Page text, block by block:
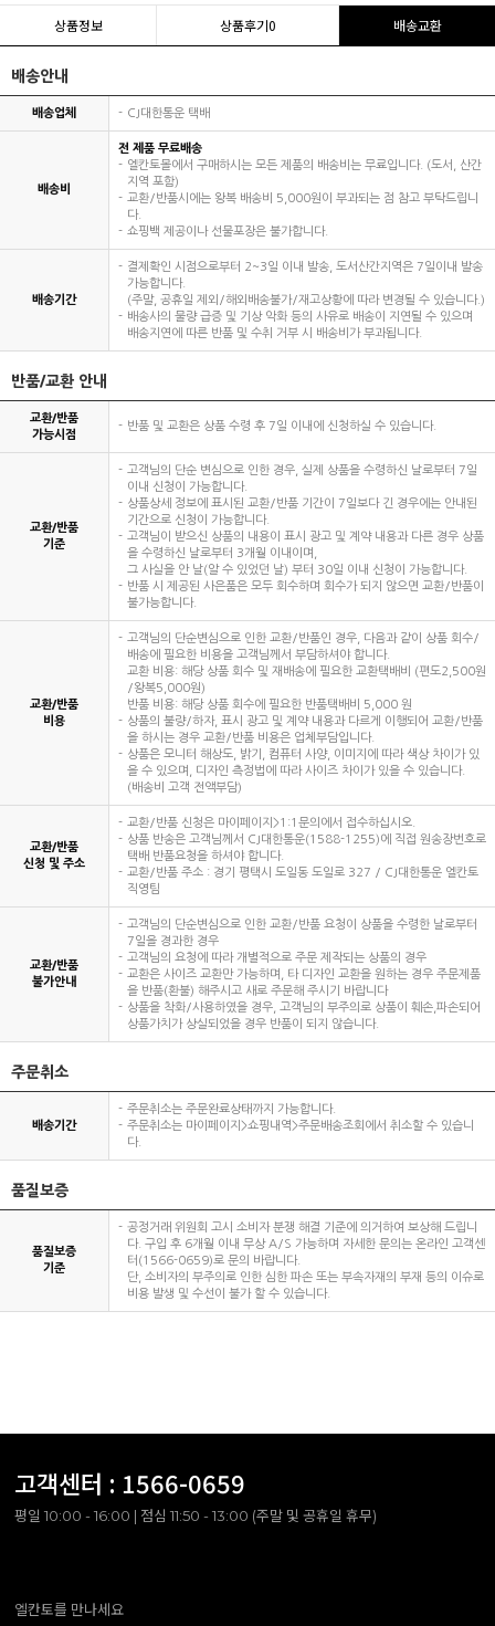
상품정보 상품후기0 배송교환
배송안내
배송업체 CJ대한통운 택배
배송비
전 제품 무료배송
엘칸토몰에서 구매하시는 모든 제품의 배송비는 무료입니다. (도서, 산간
지역 포함)
교환/반품시에는 왕복 배송비 5,000원이 부과되는 점 참고 부탁드립니
다.
쇼핑백 제공이나 선물포장은 불가합니다.
배송기간
결제확인 시점으로부터 2~3일 이내 발송, 도서산간지역은 7일이내 발송
가능합니다.
(주말, 공휴일 제외/해외배송불가/재고상황에 따라 변경될 수 있습니다.)
배송사의 물량 급증 및 기상 악화 등의 사유로 배송이 지연될 수 있으며
배송지연에 따른 반품 및 수취 거부 시 배송비가 부과됩니다.
반품/교환 안내
교환/반품
가능시점
반품 및 교환은 상품 수령 후 7일 이내에 신청하실 수 있습니다.
교환/반품
기준
고객님의 단순 변심으로 인한 경우, 실제 상품을 수령하신 날로부터 7일
이내 신청이 가능합니다.
상품상세 정보에 표시된 교환/반품 기간이 7일보다 긴 경우에는 안내된
기간으로 신청이 가능합니다.
고객님이 받으신 상품의 내용이 표시 광고 및 계약 내용과 다른 경우 상품
을 수령하신 날로부터 3개월 이내이며,
그 사실을 안 날(알 수 있었던 날) 부터 30일 이내 신청이 가능합니다.
반품 시 제공된 사은품은 모두 회수하며 회수가 되지 않으면 교환/반품이
불가능합니다.
교환/반품
비용
고객님의 단순변심으로 인한 교환/반품인 경우, 다음과 같이 상품 회수/
배송에 필요한 비용을 고객님께서 부담하셔야 합니다.
교환 비용: 해당 상품 회수 및 재배송에 필요한 교환택배비 (편도2,500원
/왕복5,000원)
반품 비용: 해당 상품 회수에 필요한 반품택배비 5,000 원
상품의 불량/하자, 표시 광고 및 계약 내용과 다르게 이행되어 교환/반품
을 하시는 경우 교환/반품 비용은 업체부담입니다.
상품은 모니터 해상도, 밝기, 컴퓨터 사양, 이미지에 따라 색상 차이가 있
을 수 있으며, 디자인 측정법에 따라 사이즈 차이가 있을 수 있습니다.
(배송비 고객 전액부담)
교환/반품
신청 및 주소
교환/반품 신청은 마이페이지>1:1문의에서 접수하십시오.
상품 반송은 고객님께서 CJ대한통운(1588-1255)에 직접 원송장번호로
택배 반품요청을 하셔야 합니다.
교환/반품 주소 : 경기 평택시 도일동 도일로 327 / CJ대한통운 엘칸토
직영팀
교환/반품
불가안내
고객님의 단순변심으로 인한 교환/반품 요청이 상품을 수령한 날로부터
7일을 경과한 경우
고객님의 요청에 따라 개별적으로 주문 제작되는 상품의 경우
교환은 사이즈 교환만 가능하며, 타 디자인 교환을 원하는 경우 주문제품
을 반품(환불) 해주시고 새로 주문해 주시기 바랍니다
상품을 착화/사용하였을 경우, 고객님의 부주의로 상품이 훼손,파손되어
상품가치가 상실되었을 경우 반품이 되지 않습니다.
주문취소
배송기간
주문취소는 주문완료상태까지 가능합니다.
주문취소는 마이페이지>쇼핑내역>주문배송조회에서 취소할 수 있습니
다.
품질보증
품질보증
기준
공정거래 위원회 고시 소비자 분쟁 해결 기준에 의거하여 보상해 드립니
다. 구입 후 6개월 이내 무상 A/S 가능하며 자세한 문의는 온라인 고객센
터(1566-0659)로 문의 바랍니다.
단, 소비자의 부주의로 인한 심한 파손 또는 부속자재의 부재 등의 이슈로
비용 발생 및 수선이 불가 할 수 있습니다.
고객센터 : 1566-0659
평일 10:00 - 16:00 | 점심 11:50 - 13:00 (주말 및 공휴일 휴무)
엘칸토를 만나세요